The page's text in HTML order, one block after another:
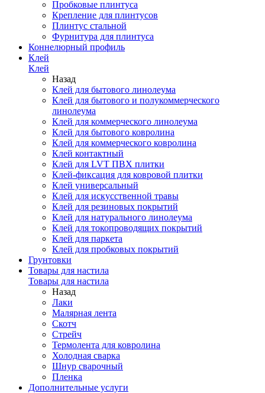
Пробковые плинтуса
Крепление для плинтусов
Плинтус стальной
Фурнитура для плинтуса
Коннелюрный профиль
Клей
Клей
Назад
Клей для бытового линолеума
Клей для бытового и полукоммерческого
линолеума
Клей для коммерческого линолеума
Клей для бытового ковролина
Клей для коммерческого ковролина
Клей контактный
Клей для LVT ПВХ плитки
Клей-фиксация для ковровой плитки
Клей универсальный
Клей для искусственной травы
Клей для резиновых покрытий
Клей для натурального линолеума
Клей для токопроводящих покрытий
Клей для паркета
Клей для пробковых покрытий
Грунтовки
Товары для настила
Товары для настила
Назад
Лаки
Малярная лента
Скотч
Стрейч
Термолента для ковролина
Холодная сварка
Шнур сварочный
Пленка
Дополнительные услуги